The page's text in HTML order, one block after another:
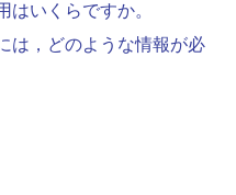
はいくらですか。
は，どのような情報が必